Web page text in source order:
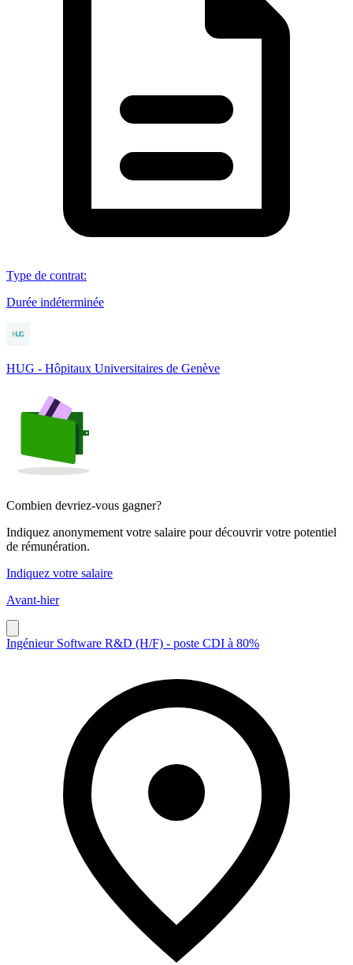
Type de contrat:
Durée indéterminée
HUG - Hôpitaux Universitaires de Genève
Combien devriez-vous gagner?
Indiquez anonymement votre salaire pour découvrir votre potentiel
de rémunération.
Indiquez votre salaire
Avant-hier
Ingénieur Software R&D (H/F) - poste CDI à 80%